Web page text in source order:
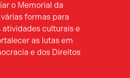
o Memorial da
formas para
atividades culturais e
as lutas em
e dos Direitos